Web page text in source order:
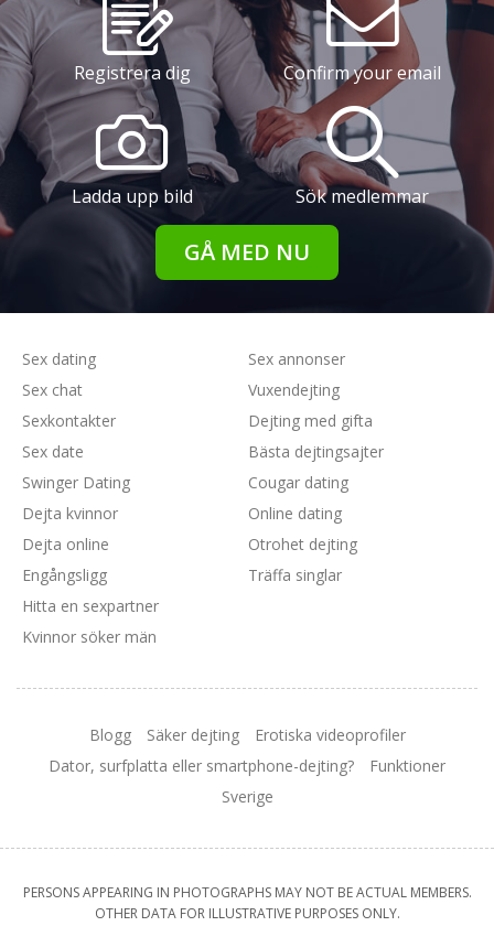
Registrera dig Confirm your email
Ladda upp bild Sök medlemmar
GÅ MED NU
Sex dating
Sex chat
Sexkontakter
Sex date
Swinger Dating
Sex annonser
Vuxendejting
Dejting med gifta
Bästa dejtingsajter
Cougar dating
Dejta kvinnor
Dejta online
Engångsligg
Hitta en sexpartner
Kvinnor söker män
Online dating
Otrohet dejting
Träffa singlar
Blogg Säker dejting
Erotiska videoprofiler
Dator, surfplatta eller smartphone-dejting?
Funktioner
Sverige
PERSONS APPEARING IN PHOTOGRAPHS MAY NOT BE ACTUAL MEMBERS.
OTHER DATA FOR ILLUSTRATIVE PURPOSES ONLY.